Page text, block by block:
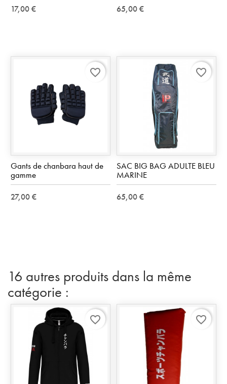
17,00 € 65,00 €
Gants de chanbara haut de
gamme
27,00 €
favorite_border
SAC BIG BAG ADULTE BLEU
MARINE
65,00 €
favorite_border
16 autres produits dans la même
catégorie :
favorite_border favorite_border